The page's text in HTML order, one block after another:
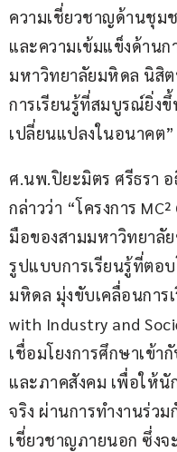
ความเชี่ยวชาญด้านชุม
และความเข้มแข็งด้าน
มหาวิทยาลัยมหิดล นิสิ
การเรียนรู้ที่สมบูรณ์ยิ่ง
เปลี่ยนแปลงในอนาคต
ศ.นพ.ปิยะมิตร ศรีธรา
กล่าวว่า “โครงการ
มือของสามมหาวิทยาลั
รูปแบบการเรียนรู้ที่ตอ
มหิดล มุ่งขับเคลื่อนการ
with Industry and
เชื่อมโยงการศึกษาเข้
และภาคสังคม เพื่อให้นั
จริง ผ่านการทำงานร่ว
เชี่ยวชาญภายนอก ซึ่งจ